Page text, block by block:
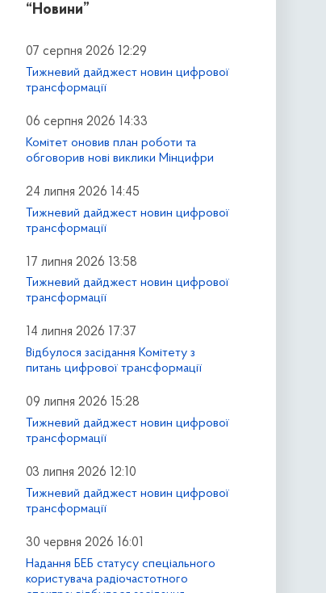
“Новини”
07 серпня 2026 12:29
Тижневий дайджест новин цифрової
трансформації
06 серпня 2026 14:33
Комітет оновив план роботи та
обговорив нові виклики Мінцифри
24 липня 2026 14:45
Тижневий дайджест новин цифрової
трансформації
17 липня 2026 13:58
Тижневий дайджест новин цифрової
трансформації
14 липня 2026 17:37
Відбулося засідання Комітету з
питань цифрової трансформації
09 липня 2026 15:28
Тижневий дайджест новин цифрової
трансформації
03 липня 2026 12:10
Тижневий дайджест новин цифрової
трансформації
30 червня 2026 16:01
Надання БЕБ статусу спеціального
користувача радіочастотного